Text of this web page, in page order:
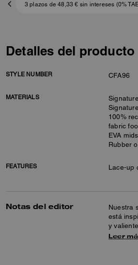
3 plazos de 48,33 € sin intereses (0%
Detalles del producto
STYLE NUMBER CFA96
MATERIALS
100%
fabric
EVA
Rubber
FEATURES Lace-up
Notas del editor
Nuestra
está
y
natal,
Leer